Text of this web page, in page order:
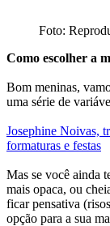
Foto:
Como escolher a
Bom meninas,
uma série de
Josephine Noivas,
formaturas e festas
Mas se você ainda
mais opaca, ou
ficar pensativa
opção para a sua